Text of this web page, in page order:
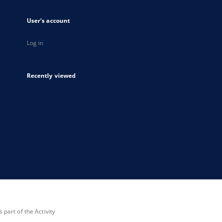
User's account
Log in
Recently viewed
part of the Activity